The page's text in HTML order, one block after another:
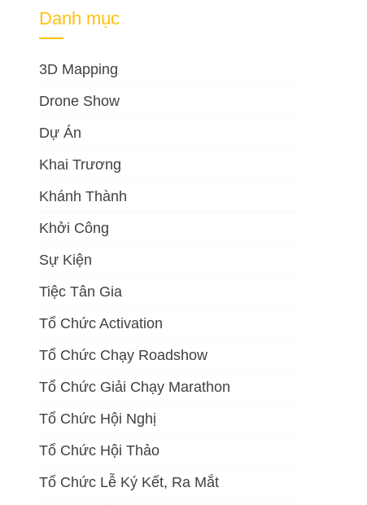
Danh mục
3D Mapping
Drone Show
Dự Án
Khai Trương
Khánh Thành
Khởi Công
Sự Kiện
Tiệc Tân Gia
Tổ Chức Activation
Tổ Chức Chạy Roadshow
Tổ Chức Giải Chạy Marathon
Tổ Chức Hội Nghị
Tổ Chức Hội Thảo
Tổ Chức Lễ Ký Kết, Ra Mắt